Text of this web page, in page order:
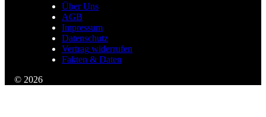
Über Uns
AGB
Impressum
Datenschutz
Vertrag widerrufen
Fakten & Daten
© 2026